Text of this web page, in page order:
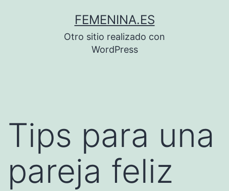
FEMENINA.ES
Otro sitio realizado con
WordPress
Tips para una
pareja feliz